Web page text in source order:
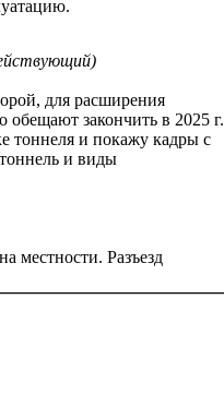
для расширения
закончить в 2025 г.
тоннеля и покажу кадры с
и виды
местности. Разъезд